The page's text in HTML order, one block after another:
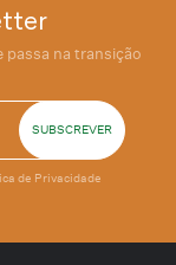
na transição
de Privacidade